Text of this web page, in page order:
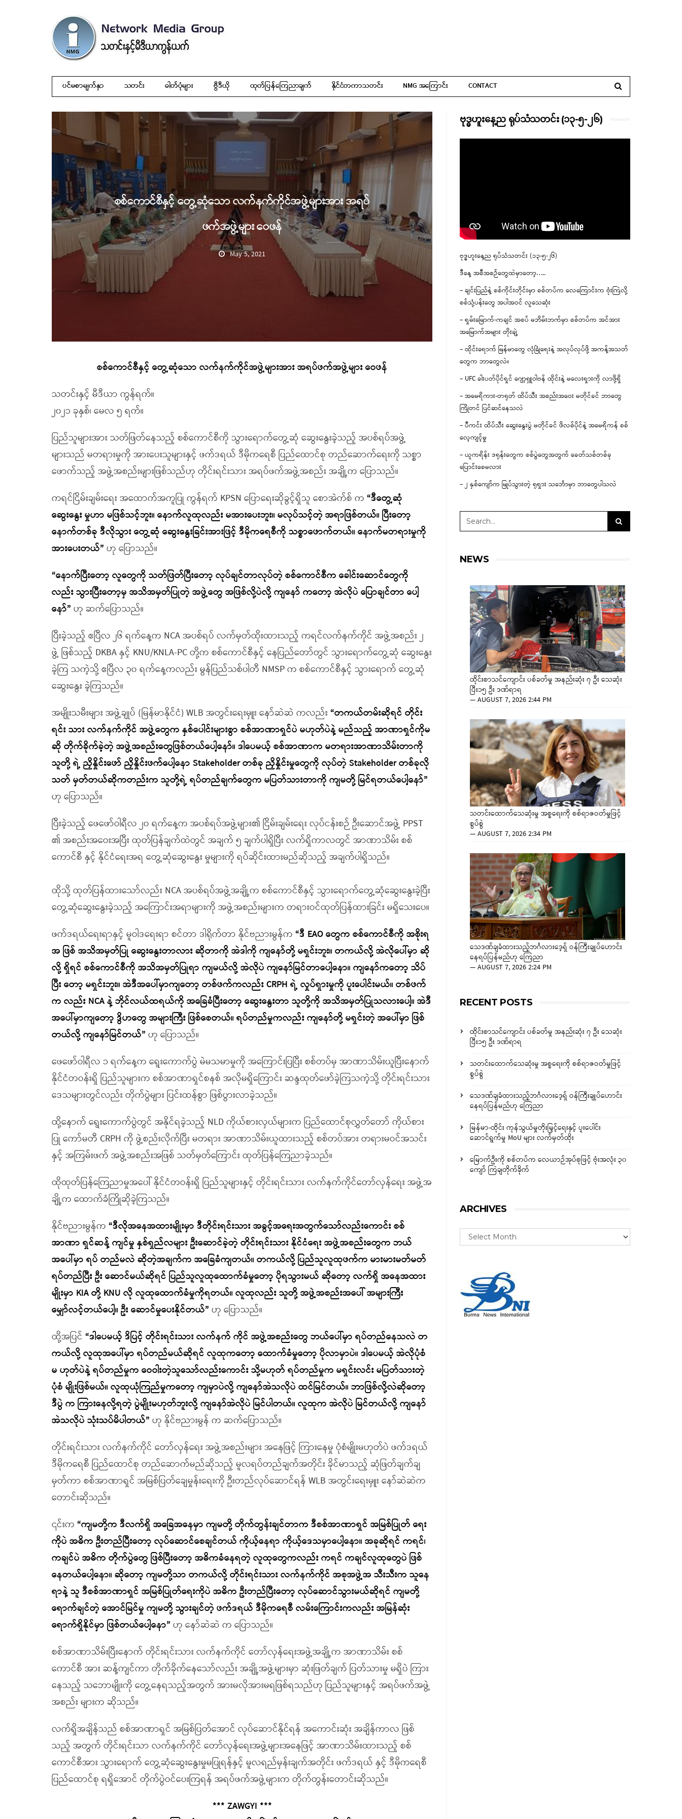
ပင်မစာမျက်နှာ သတင်း ဓါတ်ပုံများ ဗွီဒီယို ထုတ်ပြန်ကြေညာချက် နိုင်ငံတကာသတင်း NMG အကြောင်း CONTACT
စစ်ကောင်စီနှင့် တွေ့ဆုံသော လက်နက်ကိုင်အဖွဲ့များအား အရပ်
ဖက်အဖွဲ့များ ဝေဖန်
May 5, 2021
စစ်ကောင်စီနှင့် တွေ့ဆုံသော လက်နက်ကိုင်အဖွဲ့များအား အရပ်ဖက်အဖွဲ့များ ဝေဖန်
သတင်းနှင့် မီဒီယာ ကွန်ရက်။
၂၀၂၁ ခုနှစ်၊ မေလ ၅ ရက်။
ပြည်သူများအား သတ်ဖြတ်နေသည့် စစ်ကောင်စီကို သွားရောက်တွေ့ဆုံ ဆွေးနွေးခဲ့သည့် အပစ်ရပ်အဖွဲ့
များသည် မတရားမှုကို အားပေးသူများနှင့် ဖက်ဒရယ် ဒီမိုကရေစီ ပြည်ထောင်စု တည်ဆောက်ရေးကို သစ္စာ
ဖောက်သည့် အဖွဲ့အစည်းများဖြစ်သည်ဟု တိုင်းရင်းသား အရပ်ဖက်အဖွဲ့အစည်း အချို့က ပြောသည်။
ကရင်ငြိမ်းချမ်းရေး အထောက်အကူပြု ကွန်ရက် KPSN ပြောရေးဆိုခွင့်ရှိသူ စောအဲက်စ် က “ဒီတွေ့ဆုံ
ဆွေးနွေး မှုဟာ မဖြစ်သင့်ဘူး။ နောက်လူထုလည်း မအားပေးဘူး။ မလုပ်သင့်တဲ့ အရာဖြစ်တယ်။ ပြီးတော့
နောက်တစ်ခု ဒီလိုသွား တွေ့ဆုံ ဆွေးနွေးခြင်းအားဖြင့် ဒီမိုကရေစီကို သစ္စာဖောက်တယ်။ နောက်မတရားမှုကို
အားပေးတယ်” ဟု ပြောသည်။
“နောက်ပြီးတော့ လူတွေကို သတ်ဖြတ်ပြီးတော့ လုပ်ချင်တာလုပ်တဲ့ စစ်ကောင်စီက ခေါင်းဆောင်တွေကို
လည်း သွားပြီးတော့မှ အသိအမှတ်ပြုတဲ့ အဖွဲ့တွေ အဖြစ်လို့ပဲလို့ ကျနော် ကတော့ အဲလိုပဲ ပြောချင်တာ ပေါ့
နော်” ဟု ဆက်ပြောသည်။
ပြီးခဲ့သည့် ဧပြီလ ၂၆ ရက်နေ့က NCA အပစ်ရပ် လက်မှတ်ထိုးထားသည့် ကရင်လက်နက်ကိုင် အဖွဲ့အစည်း ၂
ဖွဲ့ ဖြစ်သည့် DKBA နှင့် KNU/KNLA-PC တို့က စစ်ကောင်စီနှင့် နေပြည်တော်တွင် သွားရောက်တွေ့ဆုံ ဆွေးနွေး
ခဲ့ကြ သကဲ့သို့ ဧပြီလ ၃၀ ရက်နေ့ကလည်း မွန်ပြည်သစ်ပါတီ NMSP က စစ်ကောင်စီနှင့် သွားရောက် တွေ့ဆုံ
ဆွေးနွေး ခဲ့ကြသည်။
အမျိုးသမီးများ အဖွဲ့ချုပ် (မြန်မာနိုင်ငံ) WLB အတွင်းရေးမှူး နော်ဆဲဆဲ ကလည်း “တကယ်တမ်းဆိုရင် တိုင်း
ရင်း သား လက်နက်ကိုင် အဖွဲ့တွေက နှစ်ပေါင်းများစွာ စစ်အာဏာရှင်ပဲ မဟုတ်ပဲနဲ့ မည်သည့် အာဏာရှင်ကိုမ
ဆို တိုက်ခိုက်ခဲ့တဲ့ အဖွဲ့အစည်းတွေဖြစ်တယ်ပေါ့နော်။ ဒါပေမယ့် စစ်အာဏာက မတရားအာဏာသိမ်းတာကို
သူတို့ ရဲ့ ညှိနှိုင်းဖော် ညှိနှိုင်းဖက်ပေါ့နော Stakeholder တစ်ခု ညှိနှိုင်းမှုတွေကို လုပ်တဲ့ Stakeholder တစ်ခုလို
သတ် မှတ်တယ်ဆိုကတည်းက သူတို့ရဲ့ ရပ်တည်ချက်တွေက မပြတ်သားတာကို ကျမတို့ မြင်ရတယ်ပေါ့နော်”
ဟု ပြောသည်။
ပြီးခဲ့သည့် ဖေဖော်ဝါရီလ ၂၀ ရက်နေ့က အပစ်ရပ်အဖွဲ့များ၏ ငြိမ်းချမ်းရေး လုပ်ငန်းစဉ် ဦးဆောင်အဖွဲ့ PPST
၏ အစည်းအဝေးအပြီး ထုတ်ပြန်ချက်ထဲတွင် အချက် ၅ ချက်ပါရှိပြီး လက်ရှိကာလတွင် အာဏာသိမ်း စစ်
ကောင်စီ နှင့် နိုင်ငံရေးအရ တွေ့ဆုံဆွေးနွေး မှုများကို ရပ်ဆိုင်းထားမည်ဆိုသည့် အချက်ပါရှိသည်။
ထိုသို့ ထုတ်ပြန်ထားသော်လည်း NCA အပစ်ရပ်အဖွဲ့အချို့က စစ်ကောင်စီနှင့် သွားရောက်တွေ့ဆုံဆွေးနွေးခဲ့ပြီး
တွေ့ဆုံဆွေးနွေးခဲ့သည့် အကြောင်းအရာများကို အဖွဲ့အစည်းများက တရားဝင်ထုတ်ပြန်ထားခြင်း မရှိသေးပေ။
ဖက်ဒရယ်ရေးရာနှင့် မူဝါဒရေးရာ စင်တာ ဒါရိုက်တာ နိုင်ဗညားမွန်က “ဒီ EAO တွေက စစ်ကောင်စီကို အစိုးရ
အ ဖြစ် အသိအမှတ်ပြု ဆွေးနွေးတာလား ဆိုတာကို အဲဒါကို ကျနော်တို့ မရှင်းဘူး။ တကယ်လို့ အဲလိုပေါ်မှာ ဆို
လို့ ရှိရင် စစ်ကောင်စီကို အသိအမှတ်ပြုရာ ကျမယ်လို့ အဲလိုပဲ ကျနော်မြင်တာပေါ့နော။ ကျနော်ကတော့ သိပ်
ပြီး တော့ မရှင်းဘူး။ အဲဒီအပေါ်မှာကျတော့ တစ်ဖက်ကလည်း CRPH ရဲ့ လှုပ်ရှားမှုကို ပူးပေါင်းမယ်။ တစ်ဖက်
က လည်း NCA နဲ့ ဘိုင်လယ်ထရယ်ကို အခြေခံပြီးတော့ ဆွေးနွေးတာ သူတို့ကို အသိအမှတ်ပြုသလားပေါ့။ အဲဒီ
အပေါ်မှာကျတော့ ဒွိဟတွေ အများကြီး ဖြစ်စေတယ်။ ရပ်တည်မှုကလည်း ကျနော်တို့ မရှင်းတဲ့ အပေါ်မှာ ဖြစ်
တယ်လို့ ကျနော်မြင်တယ်” ဟု ပြောသည်။
ဖေဖော်ဝါရီလ ၁ ရက်နေ့က ရွေးကောက်ပွဲ မဲမသမာမှုကို အကြောင်းပြပြီး စစ်တပ်မှ အာဏာသိမ်းယူပြီးနောက်
နိုင်ငံတဝန်းရှိ ပြည်သူများက စစ်အာဏာရှင်စနစ် အလိုမရှိကြောင်း ဆန္ဒထုတ်ဖော်ခဲ့ကြသကဲ့သို့ တိုင်းရင်းသား
ဒေသများတွင်လည်း တိုက်ပွဲများ ပြင်းထန်စွာ ဖြစ်ပွားလာခဲ့သည်။
ထို့နောက် ရွေးကောက်ပွဲတွင် အနိုင်ရခဲ့သည့် NLD ကိုယ်စားလှယ်များက ပြည်ထောင်စုလွှတ်တော် ကိုယ်စား
ပြု ကော်မတီ CRPH ကို ဖွဲ့စည်းလိုက်ပြီး မတရား အာဏာသိမ်းယူထားသည့် စစ်တပ်အား တရားမဝင်အသင်း
နှင့် အကြမ်းဖက် အဖွဲ့အစည်းအဖြစ် သတ်မှတ်ကြောင်း ထုတ်ပြန်ကြေညာခဲ့သည်။
ထိုထုတ်ပြန်ကြေညာမှုအပေါ် နိုင်ငံတဝန်းရှိ ပြည်သူများနှင့် တိုင်းရင်းသား လက်နက်ကိုင်တော်လှန်ရေး အဖွဲ့အ
ချို့က ထောက်ခံကြိုဆိုခဲ့ကြသည်။
နိုင်ဗညားမွန်က “ဒီလိုအနေအထားမျိုးမှာ ဒီတိုင်းရင်းသား အခွင့်အရေးအတွက်သော်လည်းကောင်း စစ်
အာဏာ ရှင်ဆန့် ကျင်မှု နှစ်ရှည်လများ ဦးဆောင်ခဲ့တဲ့ တိုင်းရင်းသား နိုင်ငံရေး အဖွဲ့အစည်းတွေက ဘယ်
အပေါ်မှာ ရပ် တည်မလဲ ဆိုတဲ့အချက်က အခြေခံကျတယ်။ တကယ်လို့ ပြည်သူလူထုဖက်က မားမားမတ်မတ်
ရပ်တည်ပြီး ဦး ဆောင်မယ်ဆိုရင် ပြည်သူလူထုထောက်ခံမှုတော့ ပိုရသွားမယ် ဆိုတော့ လက်ရှိ အနေအထား
မျိုးမှာ KIA တို့ KNU လို လူထုထောက်ခံမှုကိုရတယ်။ လူထုလည်း သူတို့ အဖွဲ့အစည်းအပေါ် အများကြီး
မျှော်လင့်တယ်ပေါ့။ ဦး ဆောင်မှုပေးနိုင်တယ်” ဟု ပြောသည်။
ထို့အပြင် “ဒါပေမယ့် ဒိပြင့် တိုင်းရင်းသား လက်နက် ကိုင် အဖွဲ့အစည်းတွေ ဘယ်ပေါ်မှာ ရပ်တည်နေသလဲ တ
ကယ်လို့ လူထုအပေါ်မှာ ရပ်တည်မယ်ဆိုရင် လူထုကတော့ ထောက်ခံမှုတော့ ပိုလာမှာပဲ။ ဒါပေမယ့် အဲလိုပုံစံ
မ ဟုတ်ပဲနဲ့ ရပ်တည်မှုက ဝေဝါးတဲ့သူသော်လည်းကောင်း သို့မဟုတ် ရပ်တည်မှုက မရှင်းလင်း မပြတ်သားတဲ့
ပုံစံ မျိုးဖြစ်မယ်။ လူထုယုံကြည်မှုကတော့ ကျမှာပဲလို့ ကျနော်အဲသလိုပဲ ထင်မြင်တယ်။ ဘာဖြစ်လို့လဲဆိုတော့
ဒီပွဲ က ကြားနေလို့ရတဲ့ ပွဲမျိုးမဟုတ်ဘူးလို့ ကျနော်အဲလိုပဲ မြင်ပါတယ်။ လူထုက အဲလိုပဲ မြင်တယ်လို့ ကျနော်
အဲသလိုပဲ သုံးသပ်မိပါတယ်” ဟု နိုင်ဗညားမွန် က ဆက်ပြောသည်။
တိုင်းရင်းသား လက်နက်ကိုင် တော်လှန်ရေး အဖွဲ့အစည်းများ အနေဖြင့် ကြားနေမှု ပုံစံမျိုးမဟုတ်ပဲ ဖက်ဒရယ်
ဒီမိုကရေစီ ပြည်ထောင်စု တည်ဆောက်မည်ဆိုသည့် မူလရပ်တည်ချက်အတိုင်း ခိုင်မာသည့် ဆုံဖြတ်ချက်ချ
မှတ်ကာ စစ်အာဏာရှင် အမြစ်ပြတ်ချေမှုန်းရေးကို ဦးတည်လုပ်ဆောင်ရန် WLB အတွင်းရေးမှူး နော်ဆဲဆဲက
တောင်းဆိုသည်။
၎င်းက “ကျမတို့က ဒီလက်ရှိ အခြေအနေမှာ ကျမတို့ တိုက်တွန်းချင်တာက ဒီစစ်အာဏာရှင် အမြစ်ပြုတ် ရေး
ကိုပဲ အဓိက ဦးတည်ပြီးတော့ လုပ်ဆောင်စေချင်တယ် ကိုယ့်နေရာ ကိုယ့်ဒေသမှာပေါ့နော။ အခုဆိုရင် ကရင်၊
ကချင်ပဲ အဓိက တိုက်ပွဲတွေ ဖြစ်ပြီးတော့ အဓိကခံနေရတဲ့ လူထုတွေကလည်း ကရင် ကချင်လူထုတွေပဲ ဖြစ်
နေတယ်ပေါ့နော။ ဆိုတော့ ကျမတို့သာ တကယ်လို့ တိုင်းရင်းသား လက်နက်ကိုင် အစုအဖွဲ့အ သီးသီးက သူနေ
ရာနဲ့ သူ ဒီစစ်အာဏာရှင် အမြစ်ပြုတ်ရေးကိုပဲ အဓိက ဦးတည်ပြီးတော့ လုပ်ဆောင်သွားမယ်ဆိုရင် ကျမတို့
ရောက်ချင်တဲ့ အောင်မြင်မှု ကျမတို့ သွားချင်တဲ့ ဖက်ဒရယ် ဒီမိုကရေစီ လမ်းကြောင်းကလည်း အမြန်ဆုံး
ရောက်ရှိနိုင်မှာ ဖြစ်တယ်ပေါ့နော” ဟု နော်ဆဲဆဲ က ပြောသည်။
စစ်အာဏာသိမ်းပြီးနောက် တိုင်းရင်းသား လက်နက်ကိုင် တော်လှန်ရေးအဖွဲ့အချို့က အာဏာသိမ်း စစ်
ကောင်စီ အား ဆန့်ကျင်ကာ တိုက်ခိုက်နေသော်လည်း အချို့အဖွဲ့များမှာ ဆုံးဖြတ်ချက် ပြတ်သားမှု မရှိပဲ ကြား
နေသည့် သဘောမျိုးကို တွေ့နေရသည့်အတွက် အားမလိုအားမရဖြစ်ရသည်ဟု ပြည်သူများနှင့် အရပ်ဖက်အဖွဲ့
အစည်း များက ဆိုသည်။
လက်ရှိအချိန်သည် စစ်အာဏာရှင် အမြစ်ပြတ်အောင် လုပ်ဆောင်နိုင်ရန် အကောင်းဆုံး အချိန်ကာလ ဖြစ်
သည့် အတွက် တိုင်းရင်းသာ လက်နက်ကိုင် တော်လှန်ရေးအဖွဲ့များအနေဖြင့် အာဏာသိမ်းထားသည့် စစ်
ကောင်စီအား သွားရောက် တွေ့ဆုံဆွေးနွေးမှုမပြုရန်နှင့် မူလရည်မှန်းချက်အတိုင်း ဖက်ဒရယ် နှင့် ဒီမိုကရေစီ
ပြည်ထောင်စု ရရှိအောင် တိုက်ပွဲဝင်ပေးကြရန် အရပ်ဖက်အဖွဲ့များက တိုက်တွန်းတောင်းဆိုသည်။
*** ZAWGYI ***
ဗုဒ္ဓဟူးနေ့ည ရုပ်သံသတင်း (၁၃-၅-၂၆)
ဗုဒ္ဓဟူးနေ့ည ရုပ်သံသတင်း (၁၃-၅-၂၆)
ဒီနေ့ အစီအစဉ်တွေထဲမှာတော့…..
– ချင်းပြည်နဲ့ စစ်ကိုင်းတိုင်းမှာ စစ်တပ်က လေကြောင်းက ဗုံးကြဲလို့
စစ်သုံ့ပန်းတွေ အပါအဝင် လူသေဆုံး
– ရှမ်းမြောက်-ကချင် အစပ် မဘိမ်းဘက်မှာ စစ်တပ်က အင်အား
အမြောက်အများ တိုးချဲ့
– ထိုင်းရောက် မြန်မာတွေ လုံခြုံရေးနဲ့ အလုပ်လုပ်ဖို့ အကန့်အသတ်
တွေက ဘာတွေလဲ။
– UFC ခါးပတ်ပိုင်ရှင် ဂျော့ရှူဝါဗန် ထိုင်းနဲ့ မလေးရှားကို လာဖို့ရှိ
– အမေရိကား-တရုတ် ထိပ်သီး အစည်းအဝေး မတိုင်ခင် ဘာတွေ
ကြိုတင် ပြင်ဆင်နေသလဲ
– ပီကင်း ထိပ်သီး ဆွေးနွေးပွဲ မတိုင်ခင် ဖိလစ်ပိုင်နဲ့ အမေရိကန် စစ်
လေ့ကျင့်မှု
– ယူကရိန်း ဒရုန်းတွေက စစ်ပွဲတွေအတွက် ခေတ်သစ်တစ်ခု
ပြောင်းစေမလား
– ၂ နှစ်ကျော်က မြုပ်သွားတဲ့ ရုရှား သင်္ဘောမှာ ဘာတွေပါသလဲ
NEWS
ထိုင်းစာသင်ကျောင်း ပစ်ခတ်မှု အနည်းဆုံး ၇ ဦး သေဆုံး
ပြီး၁၅ ဦး ဒဏ်ရာရ
—AUGUST 7, 2026 2:44 PM
သတင်းထောက်သေဆုံးမှု အစ္စရေးကို စစ်ရာဇဝတ်မှုဖြင့်
စွပ်စွဲ
—AUGUST 7, 2026 2:34 PM
သေဒဏ်ချခံထားသည့်ဘင်္ဂလားဒေ့ရှ် ဝန်ကြီးချုပ်ဟောင်း
နေရပ်ပြန်မည်ဟု ကြေညာ
—AUGUST 7, 2026 2:24 PM
RECENT POSTS
ထိုင်းစာသင်ကျောင်း ပစ်ခတ်မှု အနည်းဆုံး ၇ ဦး သေဆုံး
ပြီး၁၅ ဦး ဒဏ်ရာရ
သတင်းထောက်သေဆုံးမှု အစ္စရေးကို စစ်ရာဇဝတ်မှုဖြင့်
စွပ်စွဲ
သေဒဏ်ချခံထားသည့်ဘင်္ဂလားဒေ့ရှ် ဝန်ကြီးချုပ်ဟောင်း
နေရပ်ပြန်မည်ဟု ကြေညာ
မြန်မာ-ထိုင်း ကုန်သွယ်မှုတိုးမြှင့်ရေးနှင့် ပူးပေါင်း
ဆောင်ရွက်မှု MoU များ လက်မှတ်ထိုး
မြောက်ဦးကို စစ်တပ်က လေယာဉ်အုပ်စုဖြင့် ဗုံးအလုံး ၃၀
ကျော် ကြဲချတိုက်ခိုက်
ARCHIVES